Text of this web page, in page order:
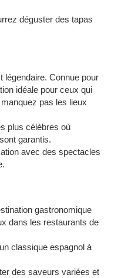
déguster des tapas
légendaire. Connue pour
idéale pour ceux qui
pas les lieux
plus célèbres où
garantis.
avec des spectacles
gastronomique
dans les restaurants de
classique espagnol à
des saveurs variées et